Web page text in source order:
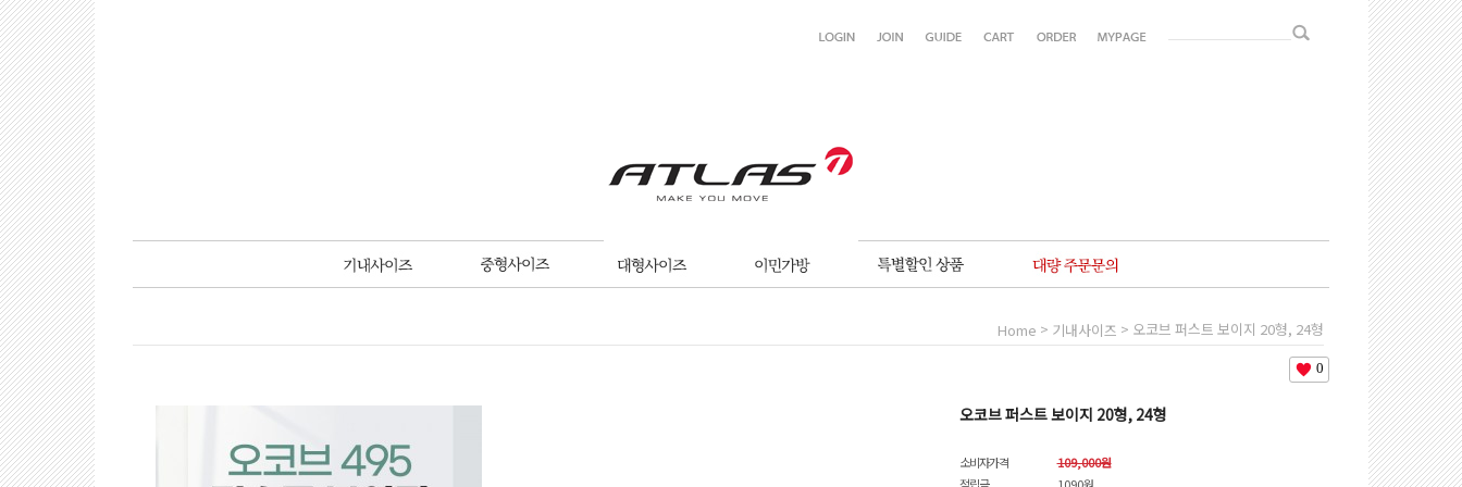
Home > 기내사이즈 > 오코브 퍼스트 보이지 20형, 24형
0
오코브 퍼스트 보이지 20형, 24형
소비자가격
109,000원